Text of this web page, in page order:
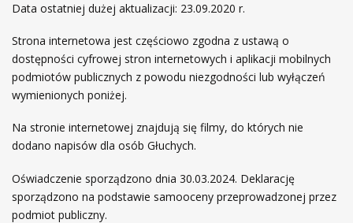
Data ostatniej dużej aktualizacji: 23.09.2020 r.
Strona internetowa jest częściowo zgodna z ustawą o
dostępności cyfrowej stron internetowych i aplikacji mobilnych
podmiotów publicznych z powodu niezgodności lub wyłączeń
wymienionych poniżej.
Na stronie internetowej znajdują się filmy, do których nie
dodano napisów dla osób Głuchych.
Oświadczenie sporządzono dnia 30.03.2024. Deklarację
sporządzono na podstawie samooceny przeprowadzonej przez
podmiot publiczny.